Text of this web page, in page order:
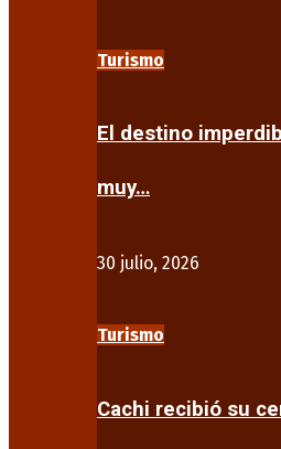
Turismo
El destino
muy…
30 julio, 2026
Turismo
Cachi recibió su